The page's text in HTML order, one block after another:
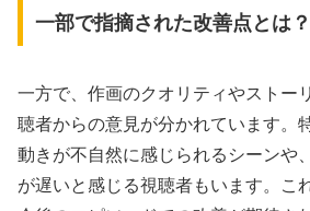
一部で指摘された改善点とは？
一方で、作画のクオリティやストー
聴者からの意見が分かれています。
動きが不自然に感じられるシーンや
が遅いと感じる視聴者もいます。こ